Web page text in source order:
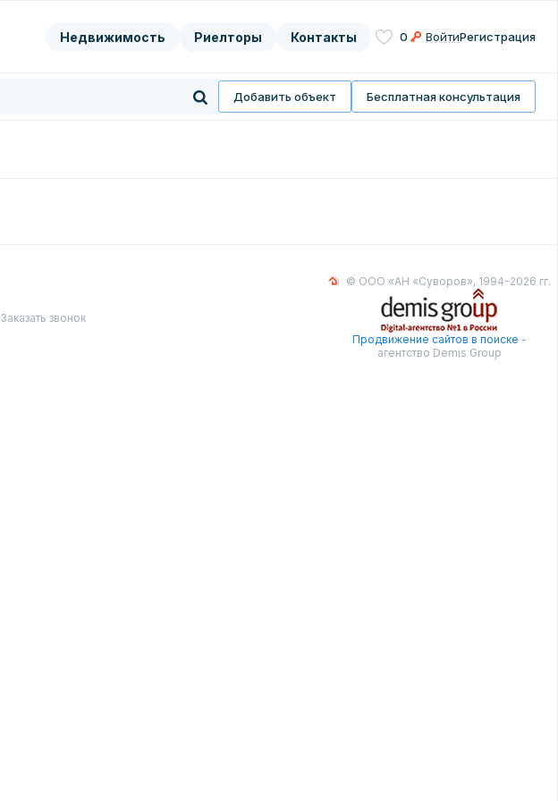
Недвижимость Риелторы Контакты 0 ВойтиРегистрация
Добавить объект Бесплатная консультация
Заказать звонок
© ООО «АН «Суворов», 1994-2026 гг.
Продвижение сайтов в поиске -
агентство Demis Group